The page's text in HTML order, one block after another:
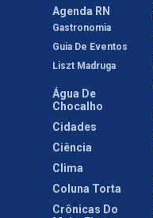
Agenda RN
Gastronomia
Guia De Eventos
Liszt Madruga
Água De
Chocalho
Cidades
Ciência
Clima
Coluna Torta
Crônicas Do